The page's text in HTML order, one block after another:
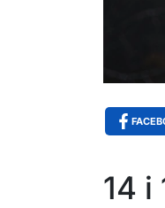
14 i